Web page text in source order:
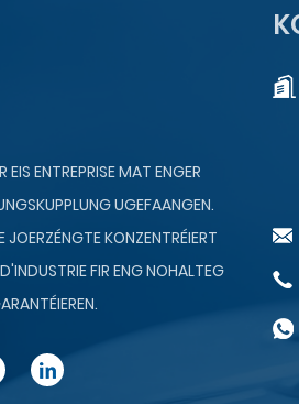
ENTREPRISE MAT ENGER
UGEFAANGEN.
JOERZÉNGTE KONZENTRÉIERT
FIR ENG NOHALTEG